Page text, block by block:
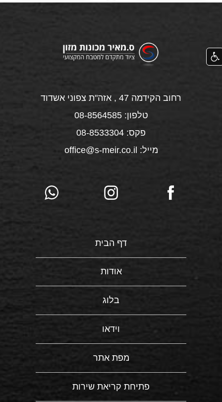
רחוב הקידמה 47 , אזה"ת צפוני אשדוד
טלפון: 08-8564585
פקס: 08-8533304
מייל: office@s-meir.co.il
דף הבית
אודות
בלוג
וידאו
מפת אתר
פתיחת קריאת שירות